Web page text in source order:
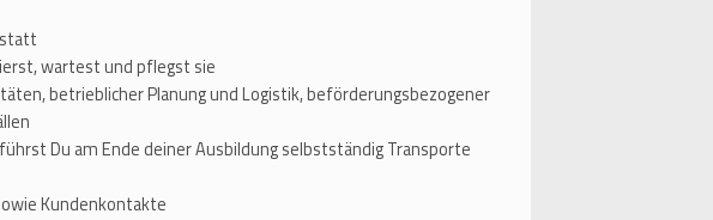
wartest und pflegst sie
betrieblicher Planung und Logistik, beförderungsbezogener
Du am Ende deiner Ausbildung selbstständig Transporte
Kundenkontakte